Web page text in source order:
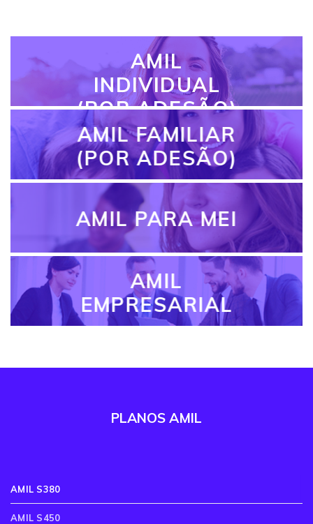
AMIL
INDIVIDUAL
(POR ADESÃO)
AMIL FAMILIAR
(POR ADESÃO)
AMIL PARA MEI
AMIL
EMPRESARIAL
PLANOS AMIL
AMIL S380
AMIL S450